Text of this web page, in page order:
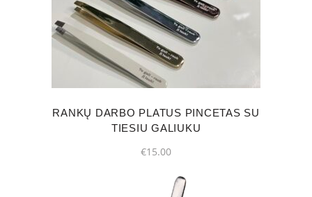
has
multiple
variants.
The
options
be
chosen
on
product
RANKŲ DARBO PLATUS PINCETAS SU
TIESIU GALIUKU
€15.00